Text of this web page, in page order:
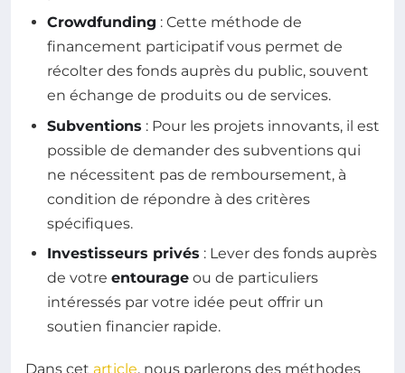
Crowdfunding : Cette méthode de
financement participatif vous permet de
récolter des fonds auprès du public, souvent
en échange de produits ou de services.
Subventions : Pour les projets innovants, il est
possible de demander des subventions qui
ne nécessitent pas de remboursement, à
condition de répondre à des critères
spécifiques.
Investisseurs privés : Lever des fonds auprès
de votre entourage ou de particuliers
intéressés par votre idée peut offrir un
soutien financier rapide.
Dans cet article, nous parlerons des méthodes